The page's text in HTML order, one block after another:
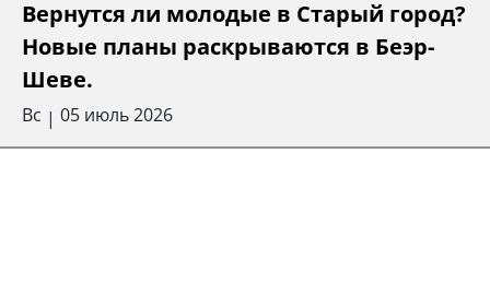
Вернутся ли молодые в Старый город?
Новые планы раскрываются в Беэр-
Шеве.
Вс | 05 июль 2026